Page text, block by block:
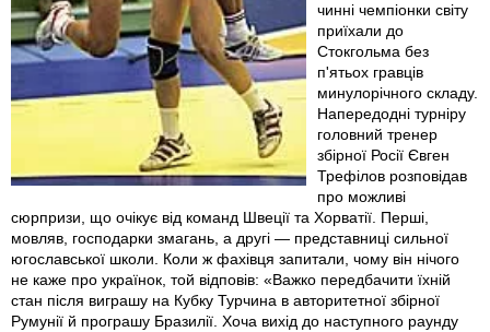
чинні чемпіонки світу
приїхали до
Стокгольма без
п'ятьох гравців
минулорічного складу.
Напередодні турніру
головний тренер
збірної Росії Євген
Трефілов розповідав
про можливі
сюрпризи, що очікує від команд Швеції та Хорватії. Перші,
мовляв, господарки змагань, а другі — представниці сильної
югославської школи. Коли ж фахівця запитали, чому він нічого
не каже про українок, той відповів: «Важко передбачити їхній
стан після виграшу на Кубку Турчина в авторитетної збірної
Румунії й програшу Бразилії. Хоча вихід до наступного раунду